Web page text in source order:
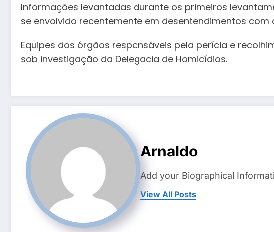
Informações levantadas durante os primeiros
se envolvido recentemente em desentendimentos
Equipes dos órgãos responsáveis pela perícia e
sob investigação da Delegacia de Homicídios.
Arnaldo
Add your Biographical
View All Posts